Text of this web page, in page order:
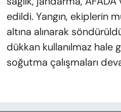
edildi. Yangın, ekiplerin
altına alınarak
dükkan kullanılmaz hale
soğutma çalışmaları
VAN VE DİYARBAKIR